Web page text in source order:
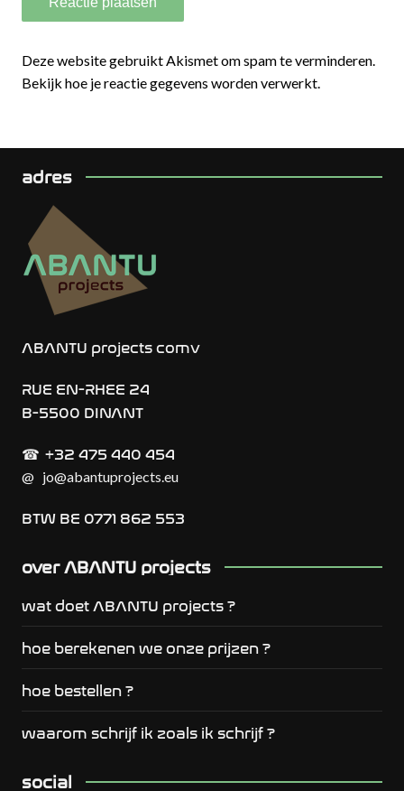
Deze website gebruikt Akismet om spam te verminderen.
Bekijk hoe je reactie gegevens worden verwerkt.
adres
ABANTU projects comv
RUE EN-RHEE 24
B-5500 DINANT
☎︎ +32 475 440 454
@ jo@abantuprojects.eu
BTW BE 0771 862 553
over ABANTU projects
wat doet ABANTU projects ?
hoe berekenen we onze prijzen ?
hoe bestellen ?
waarom schrijf ik zoals ik schrijf ?
social